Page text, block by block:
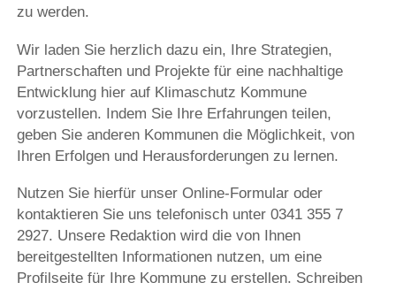
zu werden.
Wir laden Sie herzlich dazu ein, Ihre Strategien,
Partnerschaften und Projekte für eine nachhaltige
Entwicklung hier auf Klimaschutz Kommune
vorzustellen. Indem Sie Ihre Erfahrungen teilen,
geben Sie anderen Kommunen die Möglichkeit, von
Ihren Erfolgen und Herausforderungen zu lernen.
Nutzen Sie hierfür unser Online-Formular oder
kontaktieren Sie uns telefonisch unter 0341 355 7
2927. Unsere Redaktion wird die von Ihnen
bereitgestellten Informationen nutzen, um eine
Profilseite für Ihre Kommune zu erstellen. Schreiben